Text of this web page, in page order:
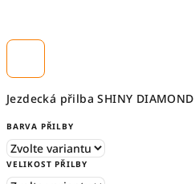
Jezdecká přilba SHINY DIAMOND
BARVA PŘILBY
VELIKOST PŘILBY